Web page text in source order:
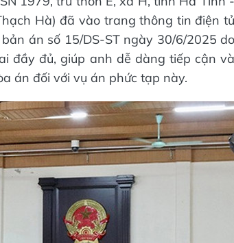
Hà) đã vào trang thông tin điện tử
án số 15/DS-ST ngày 30/6/2025 do
đầy đủ, giúp anh dễ dàng tiếp cận và
án đối với vụ án phức tạp này.